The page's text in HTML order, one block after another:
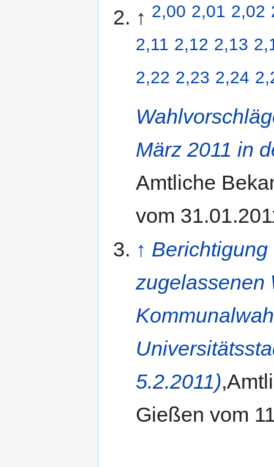
↑ 2,00 2,01 2,02
2,11 2,12 2,13
2,22 2,23 2,24
März 2011 in
Amtliche
vom
↑
zugelassenen
5.2.2011)
Gießen vom